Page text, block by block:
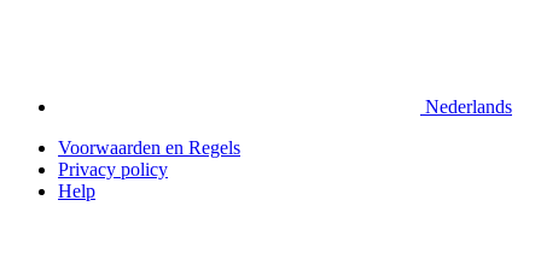
Nederlands
Voorwaarden en Regels
Privacy policy
Help